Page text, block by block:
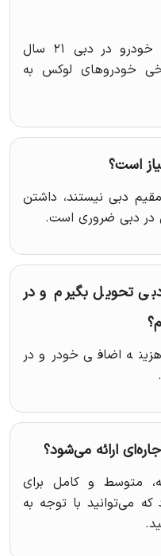
حداقل سن معمول برای اجاره خودرو در دبی ۲۱ سال
خودروهای لوکس به
مقیم دبی نیستند، داشتن
در دبی ضروری است.
دبی تحویل بگیرم و در
اضافی خودرو در
متوسط و کامل برای
می‌توانید با توجه به